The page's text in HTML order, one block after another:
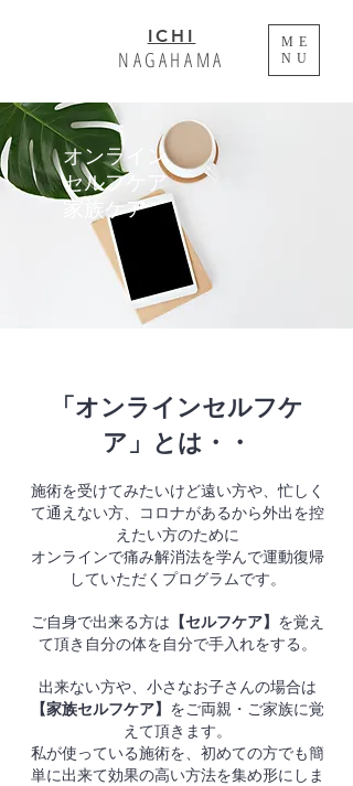
ME
NU
ICHI
NAGAHAMA
オンライン
セルフケア
家族ケア
「オンラインセルフケ
ア」とは・・
施術を受けてみたいけど遠い方や、忙しく
て通えない方、コロナがあるから外出を控
えたい方のために
オンラインで痛み解消法を学んで運動復帰
していただくプログラムです。
ご自身で出来る方は 【セルフケア】 を覚え
て頂き自分の体を自分で手入れをする。
出来ない方や、小さなお子さんの場合は
【家族セルフケア】 をご両親・ご家族に覚
えて頂きます。
私が使っている施術を、初めての方でも簡
単に出来て効果の高い方法を集め形にしま